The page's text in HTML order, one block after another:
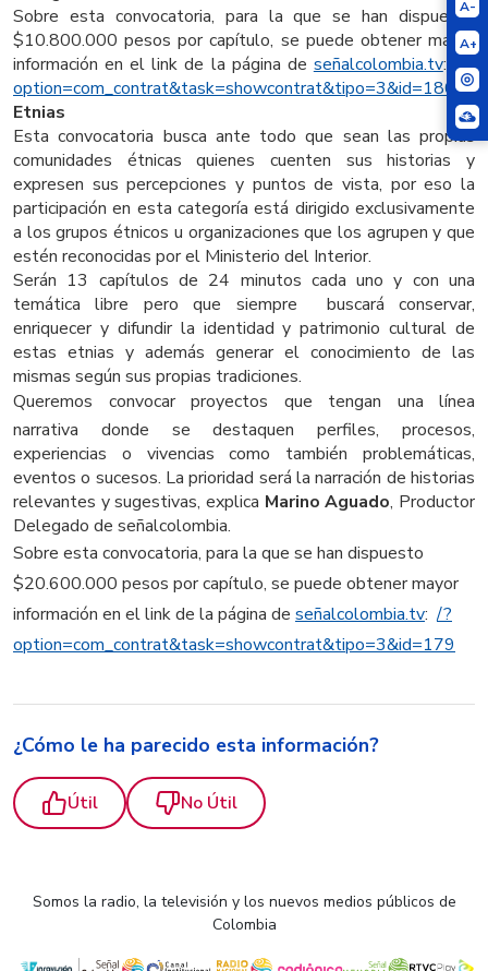
A-
A+
Sobre esta convocatoria, para la que se han dispuesto
$10.800.000 pesos por capítulo, se puede obtener mayor
información en el link de la página de señalcolombia.tv:/?
option=com_contrat&task=showcontrat&tipo=3&id=180
Etnias
Esta convocatoria busca ante todo que sean las propias
comunidades étnicas quienes cuenten sus historias y
expresen sus percepciones y puntos de vista, por eso la
participación en esta categoría está dirigido exclusivamente
a los grupos étnicos u organizaciones que los agrupen y que
estén reconocidas por el Ministerio del Interior.
Serán 13 capítulos de 24 minutos cada uno y con una
temática libre pero que siempre buscará conservar,
enriquecer y difundir la identidad y patrimonio cultural de
estas etnias y además generar el conocimiento de las
mismas según sus propias tradiciones.
Queremos convocar proyectos que tengan una línea
narrativa donde se destaquen perfiles, procesos,
experiencias o vivencias como también problemáticas,
eventos o sucesos. La prioridad será la narración de historias
relevantes y sugestivas, explica Marino Aguado, Productor
Delegado de señalcolombia.
Sobre esta convocatoria, para la que se han dispuesto
$20.600.000 pesos por capítulo, se puede obtener mayor
información en el link de la página de señalcolombia.tv:/?
option=com_contrat&task=showcontrat&tipo=3&id=179
¿Cómo le ha parecido esta información?
Útil No Útil
Somos la radio, la televisión y los nuevos medios públicos de
Colombia